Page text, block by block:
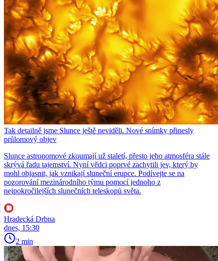
Tak detailně jsme Slunce ještě neviděli. Nové snímky přinesly
průlomový objev
Slunce astronomové zkoumají už staletí, přesto jeho atmosféra stále
skrývá řadu tajemství. Nyní vědci poprvé zachytili jev, který by
mohl objasnit, jak vznikají sluneční erupce. Podívejte se na
pozorování mezinárodního týmu pomocí jednoho z
nejpokročilejších slunečních teleskopů světa.
Hradecká Drbna
dnes, 15:30
2 min